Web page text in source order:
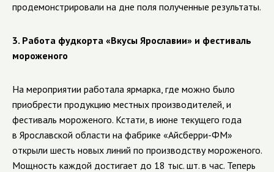
продемонстрировали на дне поля полученные результаты.
3. Работа фудкорта «Вкусы Ярославии» и фестиваль
мороженого
На мероприятии работала ярмарка, где можно было
приобрести продукцию местных производителей, и
фестиваль мороженого. Кстати, в июне текущего года
в Ярославской области на фабрике «Айсберри-ФМ»
открыли шесть новых линий по производству мороженого.
Мощность каждой достигает до 18 тыс. шт. в час. Теперь